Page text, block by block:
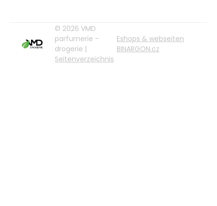
© 2026 VMD
parfumerie -
drogerie |
Seitenverzeichnis
Eshops & webseiten
BINARGON.cz